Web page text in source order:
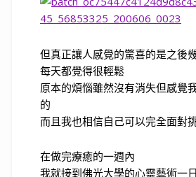
但真正讓人感覺的驚喜的是之後
每天都覺得很輕鬆
原本的煩惱雖然沒有消失但感覺
的
而且我也相信自己可以完全面對
在做完療癒的一週內
我就接到佛光大學的心靈藝術一